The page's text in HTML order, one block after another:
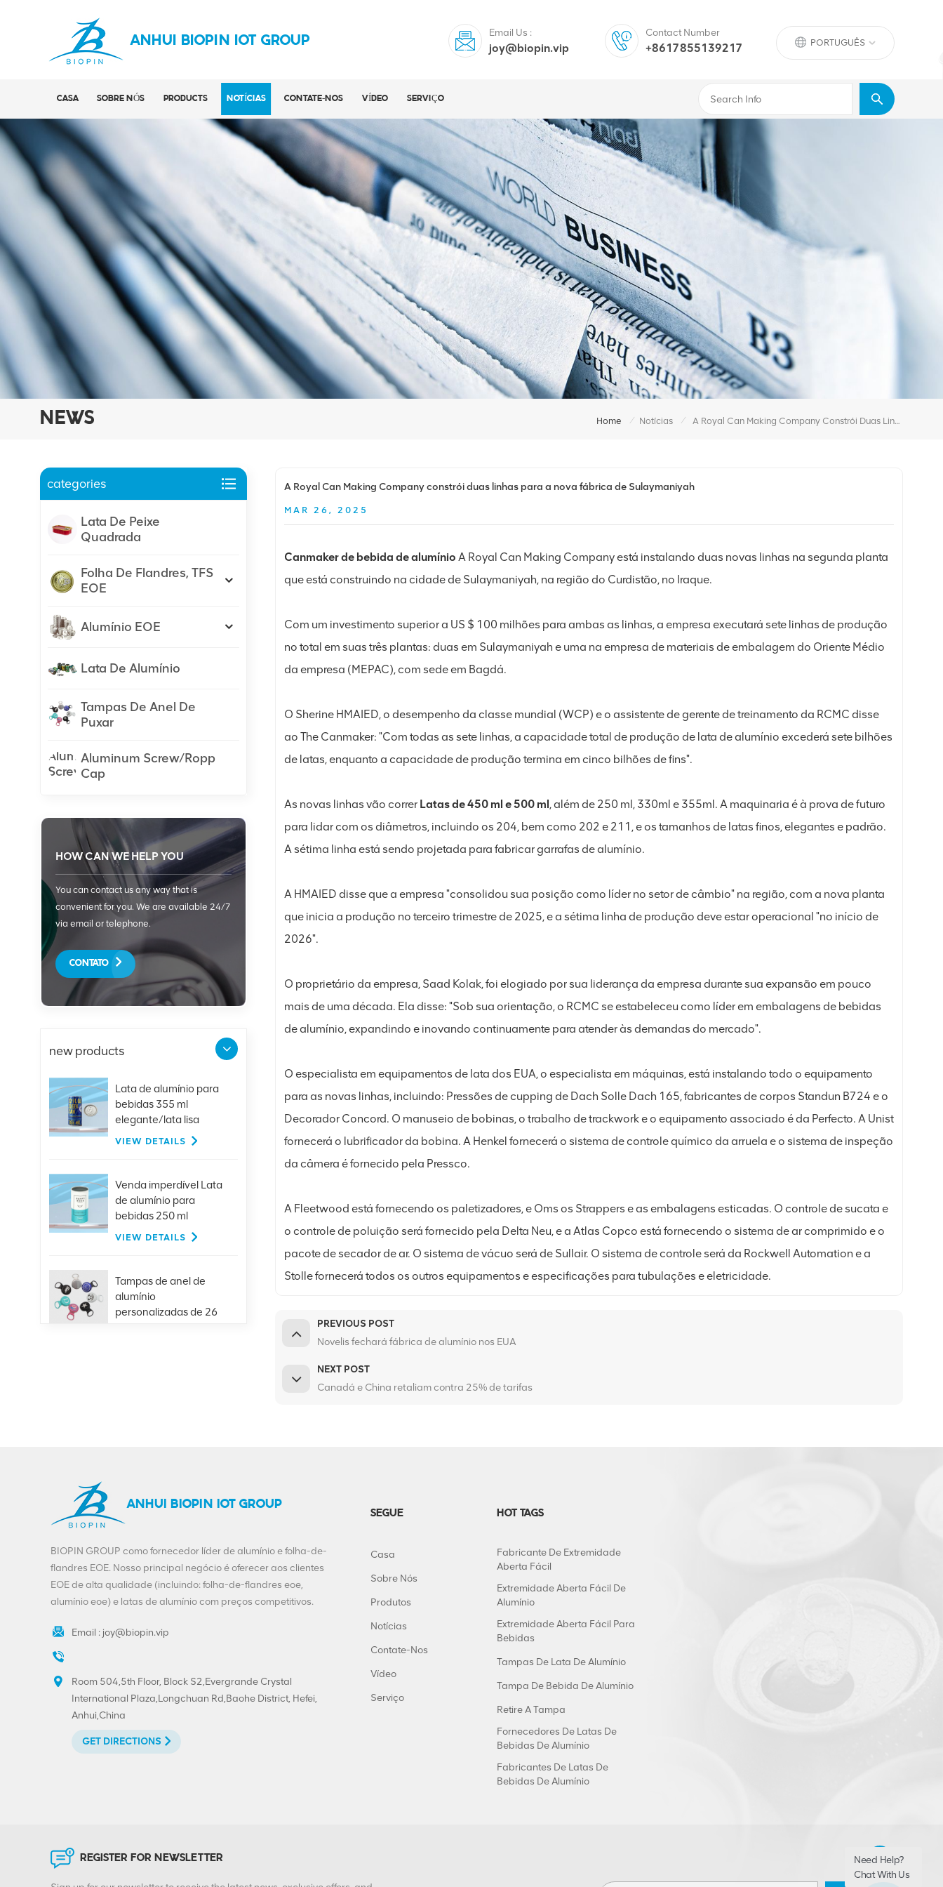
ANHUI BIOPIN IOT GROUP PORTUGUÊS
Email Us :
joy@biopin.vip
Contact Number
+8617855139217
CASA SOBRE NÓS PRODUCTS NOTÍCIAS CONTATE-NOS VÍDEO SERVIÇO
NEWS Home / Notícias / A Royal Can Making Company Constrói Duas Linhas Para A Nova Fábrica De Sulaymaniyah
A Royal Can Making Company constrói duas linhas para a nova fábrica de Sulaymaniyah
MAR 26, 2025
Canmaker de bebida de alumínio A Royal Can Making Company está instalando duas novas linhas na segunda planta
que está construindo na cidade de Sulaymaniyah, na região do Curdistão, no Iraque.
Com um investimento superior a US $ 100 milhões para ambas as linhas, a empresa executará sete linhas de produção
no total em suas três plantas: duas em Sulaymaniyah e uma na empresa de materiais de embalagem do Oriente Médio
da empresa (MEPAC), com sede em Bagdá.
O Sherine HMAIED, o desempenho da classe mundial (WCP) e o assistente de gerente de treinamento da RCMC disse
ao The Canmaker: "Com todas as sete linhas, a capacidade total de produção de lata de alumínio excederá sete bilhões
de latas, enquanto a capacidade de produção termina em cinco bilhões de fins".
As novas linhas vão correr Latas de 450 ml e 500 ml, além de 250 ml, 330ml e 355ml. A maquinaria é à prova de futuro
para lidar com os diâmetros, incluindo os 204, bem como 202 e 211, e os tamanhos de latas finos, elegantes e padrão.
A sétima linha está sendo projetada para fabricar garrafas de alumínio.
A HMAIED disse que a empresa "consolidou sua posição como líder no setor de câmbio" na região, com a nova planta
que inicia a produção no terceiro trimestre de 2025, e a sétima linha de produção deve estar operacional "no início de
2026".
O proprietário da empresa, Saad Kolak, foi elogiado por sua liderança da empresa durante sua expansão em pouco
mais de uma década. Ela disse: "Sob sua orientação, o RCMC se estabeleceu como líder em embalagens de bebidas
de alumínio, expandindo e inovando continuamente para atender às demandas do mercado".
O especialista em equipamentos de lata dos EUA, o especialista em máquinas, está instalando todo o equipamento
para as novas linhas, incluindo: Pressões de cupping de Dach Solle Dach 165, fabricantes de corpos Standun B724 e o
Decorador Concord. O manuseio de bobinas, o trabalho de trackwork e o equipamento associado é da Perfecto. A Unist
fornecerá o lubrificador da bobina. A Henkel fornecerá o sistema de controle químico da arruela e o sistema de inspeção
da câmera é fornecido pela Pressco.
A Fleetwood está fornecendo os paletizadores, e Oms os Strappers e as embalagens esticadas. O controle de sucata e
o controle de poluição será fornecido pela Delta Neu, e a Atlas Copco está fornecendo o sistema de ar comprimido e o
pacote de secador de ar. O sistema de vácuo será de Sullair. O sistema de controle será da Rockwell Automation e a
Stolle fornecerá todos os outros equipamentos e especificações para tubulações e eletricidade.
PREVIOUS POST
Novelis fechará fábrica de alumínio nos EUA
NEXT POST
Canadá e China retaliam contra 25% de tarifas
categories
Lata De Peixe
Quadrada
Folha De Flandres, TFS
EOE
Alumínio EOE
Lata De Alumínio
Tampas De Anel De
Puxar
Aluminum Screw/Ropp
Cap
HOW CAN WE HELP YOU
You can contact us any way that is
convenient for you. We are available 24/7
via email or telephone.
CONTATO
new products
Lata de alumínio para
bebidas 355 ml
elegante/lata lisa
VIEW DETAILS
Venda imperdível Lata
de alumínio para
bebidas 250 ml
elegante com tampa
VIEW DETAILS
Tampas de anel de
alumínio
personalizadas de 26
SOT-LOE para Juice
Beer
VIEW DETAILS
Folha de flandres de
alumínio com
impressão
300#73mm na
(52mm) Impressão
personalizada de
extremidade aberta
fácil de folha de
flandres
VIEW DETAILS
ANHUI BIOPIN IOT GROUP
BIOPIN GROUP como fornecedor líder de alumínio e folha-de-
flandres EOE. Nosso principal negócio é oferecer aos clientes
EOE de alta qualidade (incluindo: folha-de-flandres eoe,
alumínio eoe) e latas de alumínio com preços competitivos.
Email : joy@biopin.vip
Room 504,5th Floor, Block S2,Evergrande Crystal
International Plaza,Longchuan Rd,Baohe District, Hefei,
Anhui,China
GET DIRECTIONS
SEGUE
Casa
Sobre Nós
Produtos
Notícias
Contate-Nos
Vídeo
Serviço
HOT TAGS
Fabricante De Extremidade
Aberta Fácil
Extremidade Aberta Fácil De
Alumínio
Extremidade Aberta Fácil Para
Bebidas
Tampas De Lata De Alumínio
Tampa De Bebida De Alumínio
Retire A Tampa
Fornecedores De Latas De
Bebidas De Alumínio
Fabricantes De Latas De
Bebidas De Alumínio
REGISTER FOR NEWSLETTER
Need Help?
Chat With Us